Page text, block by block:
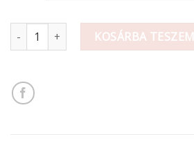
Szánkó 7x3,5 cm mennyiségKOSÁRBA TESZEM